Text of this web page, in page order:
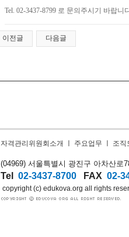
Tel. 02-3437-8799 로 문의주시기 바랍니
이전글 다음글
자격관리위원회소개 주요업무 조직
(04969) 서울특별시 광진구 아차산로
Tel 02-3437-8700 FAX 02-
copyright (c) edukova.org all rights